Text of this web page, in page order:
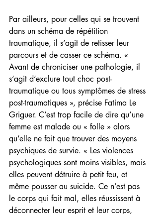
Par ailleurs, pour celles qui se trouvent
dans un schéma de répétition
traumatique, il s’agit de retisser leur
parcours et de casser ce schéma. «
Avant de chroniciser une pathologie, il
s’agit d’exclure tout choc post-
traumatique ou tous symptômes de stress
post-traumatiques », précise Fatima Le
Griguer. C’est trop facile de dire qu’une
femme est malade ou « folle » alors
qu’elle ne fait que trouver des moyens
psychiques de survie. « Les violences
psychologiques sont moins visibles, mais
elles peuvent détruire à petit feu, et
même pousser au suicide. Ce n’est pas
le corps qui fait mal, elles réussissent à
déconnecter leur esprit et leur corps,